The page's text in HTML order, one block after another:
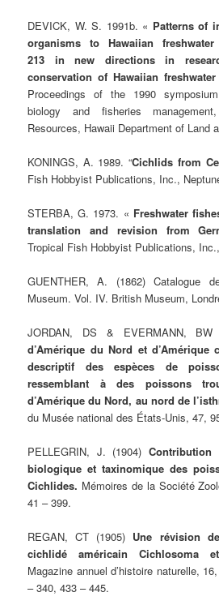
DEVICK, W. S. 1991b. « Patterns of
organisms to Hawaiian
213 in new directions in
conservation of Hawaiian
Proceedings of the 1990
biology and fisheries
Resources, Hawaii Department of Land
KONINGS, A. 1989. “Cichlids from
Fish Hobbyist Publications, Inc.,
STERBA, G. 1973. « Freshwater
translation and revision from
Tropical Fish Hobbyist Publications,
GUENTHER, A. (1862) Catalogue
Museum. Vol. IV. British Museum,
JORDAN, DS & EVERMANN, BW
d’Amérique du Nord et d’Amérique
descriptif des espèces de
ressemblant à des poissons
d’Amérique du Nord, au nord de
du Musée national des États-Unis, 47,
PELLEGRIN, J. (1904) Contribution
biologique et taxinomique des
Cichlides. Mémoires de la Société
41 – 399.
REGAN, CT (1905) Une révision
cichlidé américain Cichlosoma
Magazine annuel d’histoire naturelle,
– 340, 433 – 445.